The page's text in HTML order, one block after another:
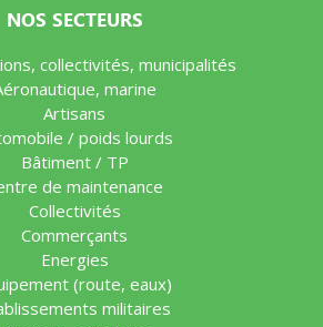
NOS SECTEURS
collectivités, municipalités
marine
Artisans
/ poids lourds
Bâtiment / TP
de maintenance
Collectivités
Commerçants
Energies
(route, eaux)
militaires